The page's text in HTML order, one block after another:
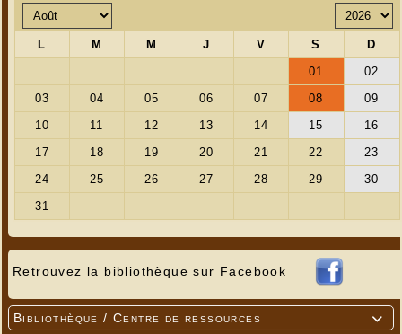
Retrouvez la bibliothèque sur Facebook

Bibliothèque / Centre de ressources